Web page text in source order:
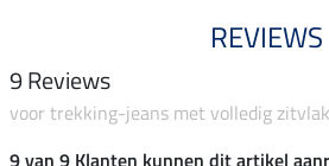
REVIEWS
9 Reviews
voor trekking-jeans met volledig
9 van 9 Klanten kunnen dit artikel